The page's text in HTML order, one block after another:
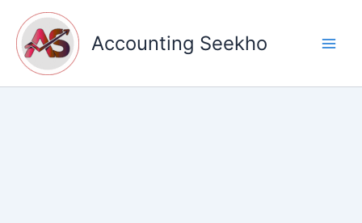
content
Accounting Seekho